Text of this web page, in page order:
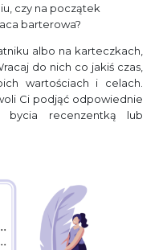
czy na początek
barterowa?
albo na karteczkach,
do nich co jakiś czas,
wartościach i celach.
Ci podjąć odpowiednie
bycia recenzentką lub